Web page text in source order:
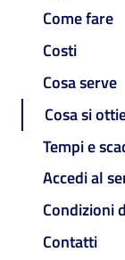
Come fare
Costi
Cosa serve
Cosa si
Tempi e
Accedi al
Condizioni
Contatti